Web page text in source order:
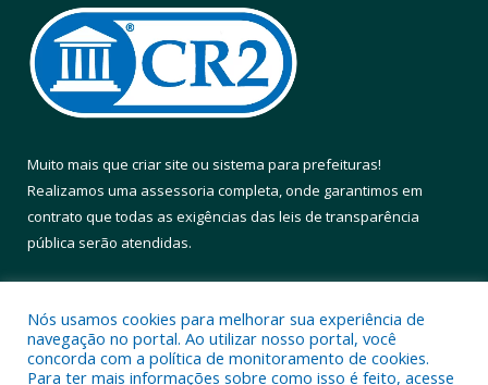
Muito mais que criar site ou sistema para prefeituras!
Realizamos uma assessoria completa, onde garantimos em
contrato que todas as exigências das leis de transparência
pública serão atendidas.
Nós usamos cookies para melhorar sua experiência de
navegação no portal. Ao utilizar nosso portal, você
concorda com a política de monitoramento de cookies.
Para ter mais informações sobre como isso é feito, acesse